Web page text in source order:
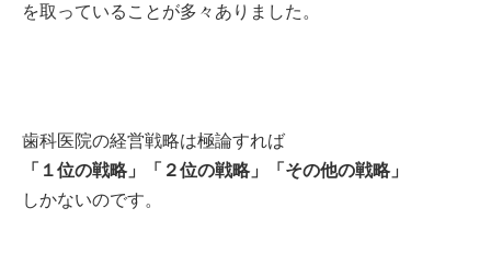
を取っていることが多々ありました。
歯科医院の経営戦略は極論すれば
「１位の戦略」「２位の戦略」「その他の戦略」
しかないのです。